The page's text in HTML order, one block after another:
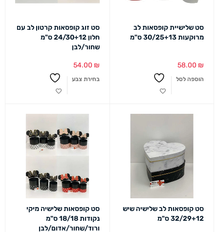
סט שלישיית קופסאות לב
מרוקעות 30/25+13 ס"מ
58.00 ₪
הוספה לסל
סט זוג קופסאות קרטון לב עם
חלון 24/30+12 ס"מ
שחור/לבן
54.00 ₪
בחירת צבע
סט קופסאות לב שלישיה שיש
32/29+12 ס"מ
סט קופסאות שלישיה מיקי
נקודות 18/18 ס"מ
ורוד/שחור/אדום/לבן